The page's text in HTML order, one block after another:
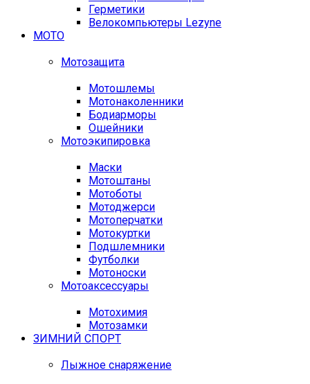
Герметики
Велокомпьютеры Lezyne
МОТО
Мотозащита
Мотошлемы
Мотонаколенники
Бодиарморы
Ошейники
Мотоэкипировка
Маски
Мотоштаны
Мотоботы
Мотоджерси
Мотоперчатки
Мотокуртки
Подшлемники
Футболки
Мотоноски
Мотоаксессуары
Мотохимия
Мотозамки
ЗИМНИЙ СПОРТ
Лыжное снаряжение